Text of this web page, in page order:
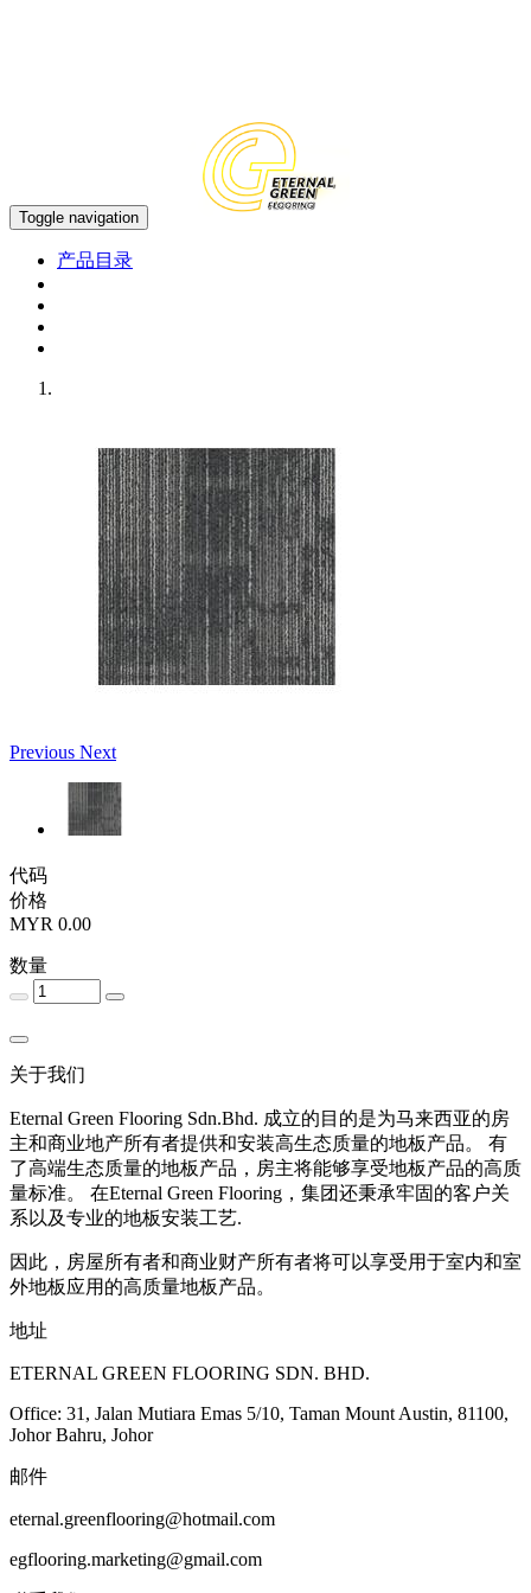
Toggle navigation
产品目录
Previous Next
代码
价格
MYR 0.00
数量
关于我们
Eternal Green Flooring Sdn.Bhd. 成立的目的是为马来西亚的房
主和商业地产所有者提供和安装高生态质量的地板产品。 有
了高端生态质量的地板产品，房主将能够享受地板产品的高质
量标准。 在Eternal Green Flooring，集团还秉承牢固的客户关
系以及专业的地板安装工艺.
因此，房屋所有者和商业财产所有者将可以享受用于室内和室
外地板应用的高质量地板产品。
地址
ETERNAL GREEN FLOORING SDN. BHD.
Office: 31, Jalan Mutiara Emas 5/10, Taman Mount Austin, 81100,
Johor Bahru, Johor
邮件
eternal.greenflooring@hotmail.com
egflooring.marketing@gmail.com